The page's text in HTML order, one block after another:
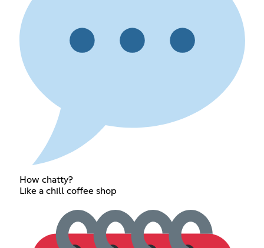
How chatty?
Like a chill coffee shop